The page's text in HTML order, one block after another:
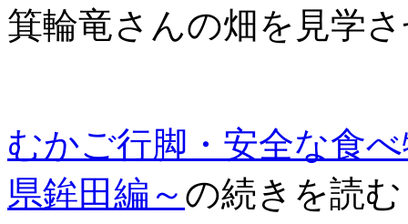
箕輪竜さんの畑を見学
むかご行脚・安全な食
県鉾田編～ の続きを読む